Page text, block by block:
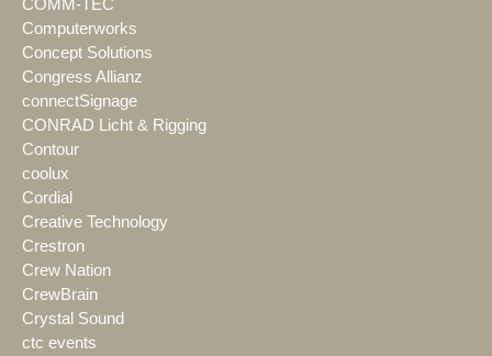
COMM-TEC
Computerworks
Concept Solutions
Congress Allianz
connectSignage
CONRAD Licht & Rigging
Contour
coolux
Cordial
Creative Technology
Crestron
Crew Nation
CrewBrain
Crystal Sound
ctc events